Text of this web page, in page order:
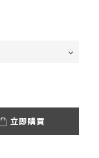
立即購買